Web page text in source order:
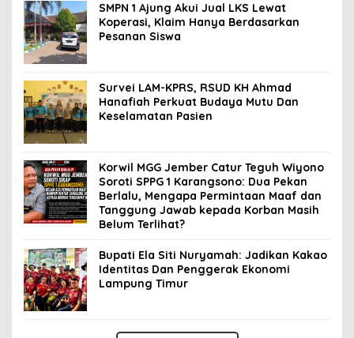
SMPN 1 Ajung Akui Jual LKS Lewat
Koperasi, Klaim Hanya Berdasarkan
Pesanan Siswa
Survei LAM-KPRS, RSUD KH Ahmad
Hanafiah Perkuat Budaya Mutu Dan
Keselamatan Pasien
Korwil MGG Jember Catur Teguh Wiyono
Soroti SPPG 1 Karangsono: Dua Pekan
Berlalu, Mengapa Permintaan Maaf dan
Tanggung Jawab kepada Korban Masih
Belum Terlihat?
Bupati Ela Siti Nuryamah: Jadikan Kakao
Identitas Dan Penggerak Ekonomi
Lampung Timur